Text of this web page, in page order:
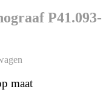
P41.093-
maat